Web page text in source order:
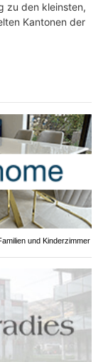
zu den kleinsten,
Kantonen der
und Kinderzimmer